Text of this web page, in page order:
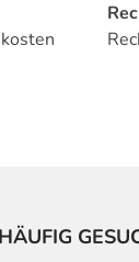
HÄUFIG